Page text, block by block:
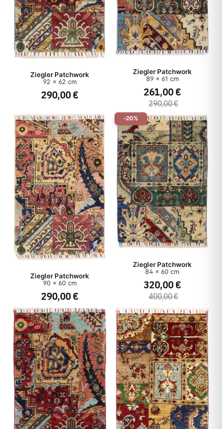
Ziegler Patchwork
92 x 62 cm
290,00 €
Ziegler Patchwork
89 x 61 cm
261,00 €
290,00 €
Ziegler Patchwork
90 x 60 cm
290,00 €
-20%
Ziegler Patchwork
84 x 60 cm
320,00 €
400,00 €